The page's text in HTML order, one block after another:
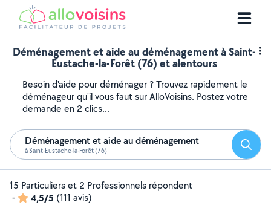
Déménagement et aide au déménagement à Saint-
Eustache-la-Forêt (76) et alentours
Besoin d'aide pour déménager ? Trouvez rapidement le
déménageur qu'il vous faut sur AlloVoisins. Postez votre
demande en 2 clics...
Déménagement et aide au déménagement
à Saint-Eustache-la-Forêt (76)
15 Particuliers et 2 Professionnels répondent
-
4,5/5 (111 avis)